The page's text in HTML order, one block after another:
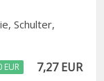
Schulter,
EUR 7,27 EUR